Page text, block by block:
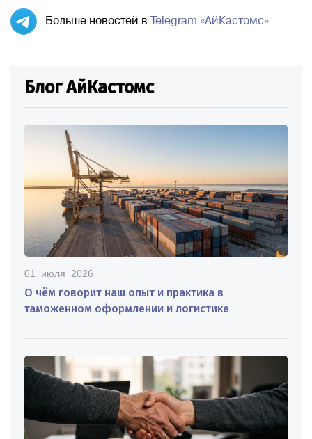
Больше новостей в Telegram «АйКастомс»
Блог АйКастомс
01 июля 2026
О чём говорит наш опыт и практика в
таможенном оформлении и логистике